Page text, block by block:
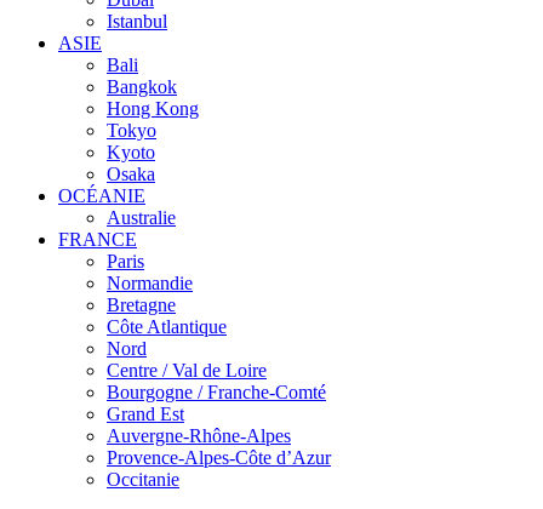
Istanbul
ASIE
Bali
Bangkok
Hong Kong
Tokyo
Kyoto
Osaka
OCÉANIE
Australie
FRANCE
Paris
Normandie
Bretagne
Côte Atlantique
Nord
Centre / Val de Loire
Bourgogne / Franche-Comté
Grand Est
Auvergne-Rhône-Alpes
Provence-Alpes-Côte d’Azur
Occitanie